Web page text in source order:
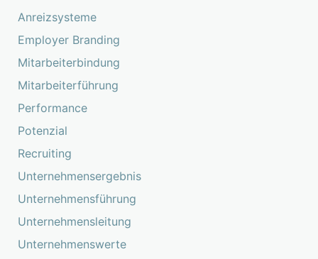
Anreizsysteme
Employer Branding
Mitarbeiterbindung
Mitarbeiterführung
Performance
Potenzial
Recruiting
Unternehmensergebnis
Unternehmensführung
Unternehmensleitung
Unternehmenswerte